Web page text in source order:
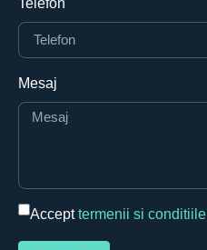
Telefon
Mesaj
Accepttermenii si conditiile